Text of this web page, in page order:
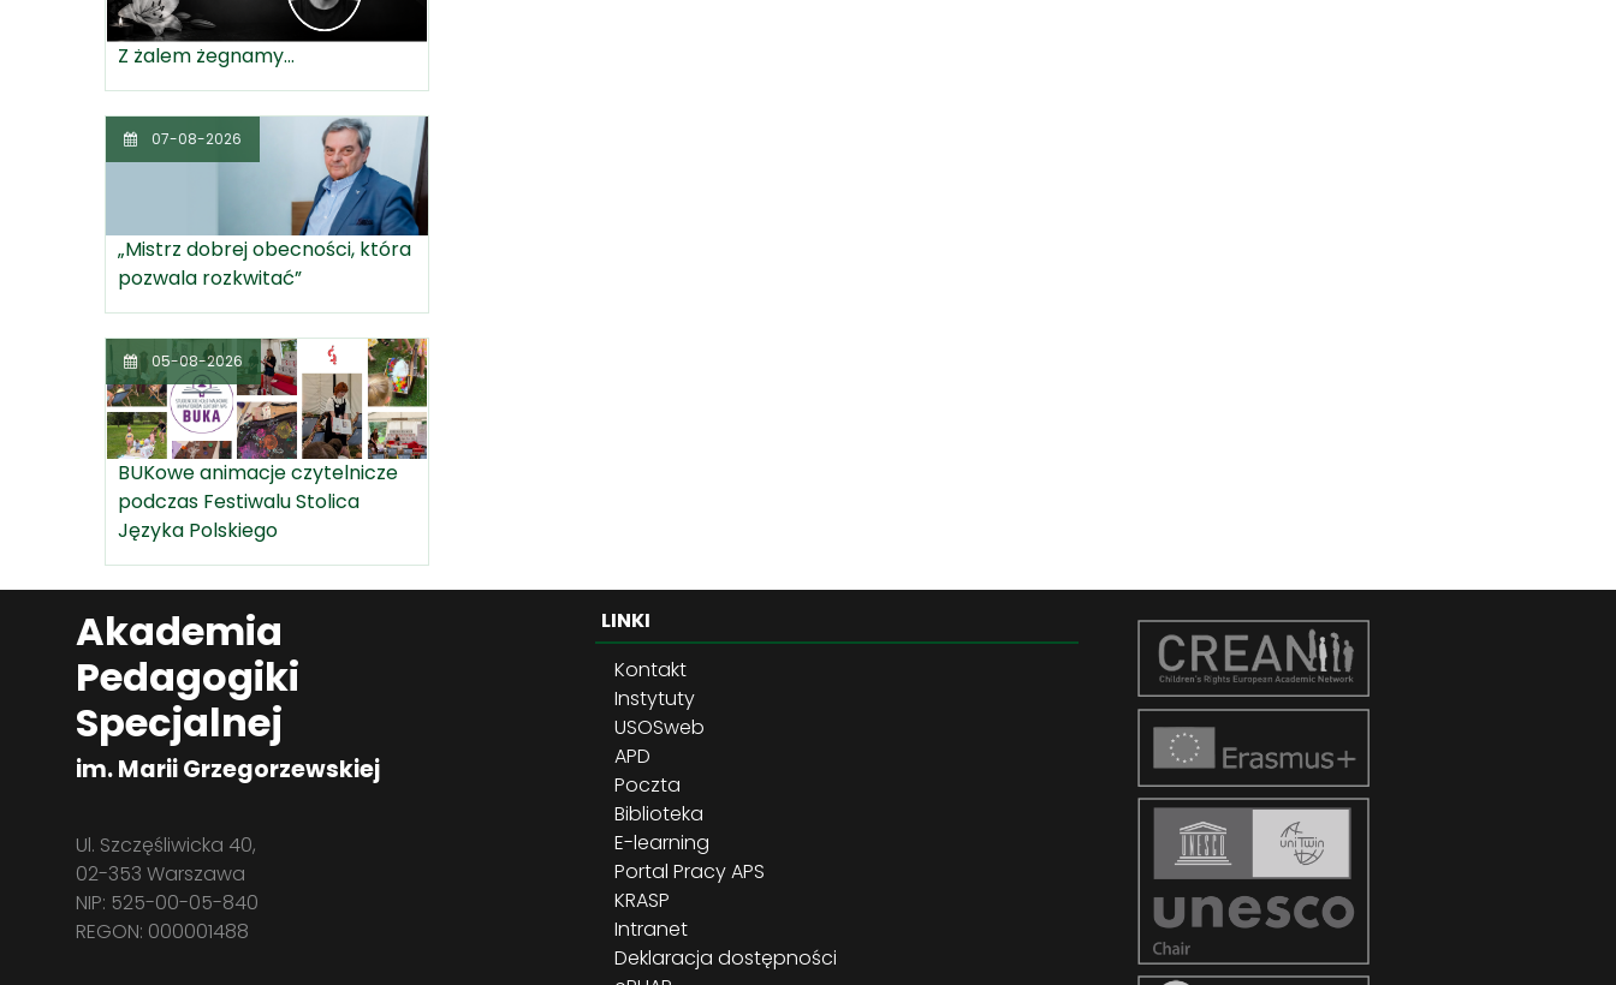
Z żalem żegnamy...
07-08-2026
„Mistrz dobrej obecności, która
pozwala rozkwitać”
05-08-2026
BUKowe animacje czytelnicze
podczas Festiwalu Stolica
Języka Polskiego
Akademia
Pedagogiki
Specjalnej
im. Marii Grzegorzewskiej
Ul. Szczęśliwicka 40,
02-353 Warszawa
NIP: 525-00-05-840
REGON: 000001488
LINKI
Kontakt
Instytuty
USOSweb
APD
Poczta
Biblioteka
E-learning
Portal Pracy APS
KRASP
Intranet
Deklaracja dostępności